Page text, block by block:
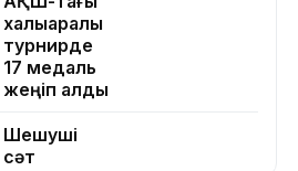
халықаралық
турнирде
17 медаль
жеңіп алды
Шешуші
сәт